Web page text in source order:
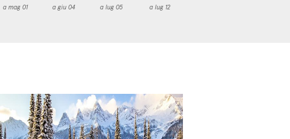
a mag 01
a giu 04
a lug 05
a lug 12